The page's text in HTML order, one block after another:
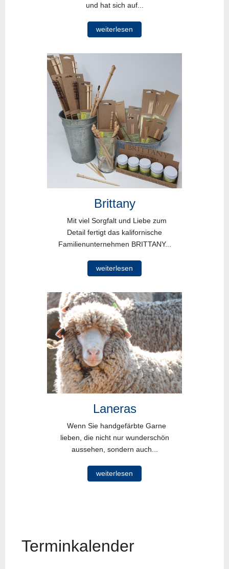
und hat sich auf...
weiterlesen
Brittany
Mit viel Sorgfalt und Liebe zum
Detail fertigt das kalifornische
Familienunternehmen BRITTANY...
weiterlesen
Laneras
Wenn Sie handgefärbte Garne
lieben, die nicht nur wunderschön
aussehen, sondern auch...
weiterlesen
Terminkalender